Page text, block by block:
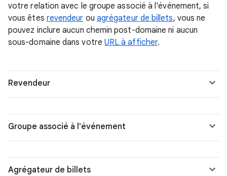
votre relation avec le groupe associé à l'événement, si
vous êtes revendeur ou agrégateur de billets, vous ne
pouvez inclure aucun chemin post-domaine ni aucun
sous-domaine dans votre URL à afficher.
Revendeur
Groupe associé à l'événement
Agrégateur de billets